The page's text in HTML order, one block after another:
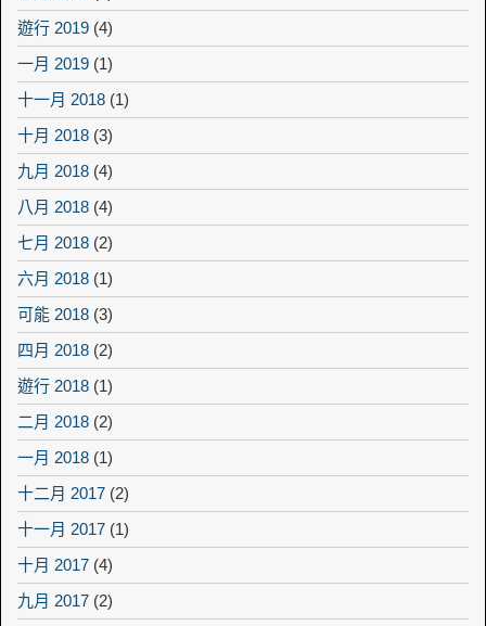
遊行 2019 (4)
一月 2019 (1)
十一月 2018 (1)
十月 2018 (3)
九月 2018 (4)
八月 2018 (4)
七月 2018 (2)
六月 2018 (1)
可能 2018 (3)
四月 2018 (2)
遊行 2018 (1)
二月 2018 (2)
一月 2018 (1)
十二月 2017 (2)
十一月 2017 (1)
十月 2017 (4)
九月 2017 (2)